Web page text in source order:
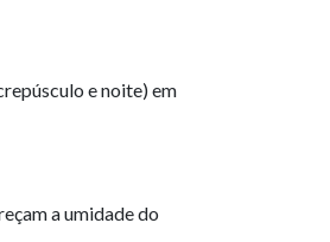
e noite) em
a umidade do